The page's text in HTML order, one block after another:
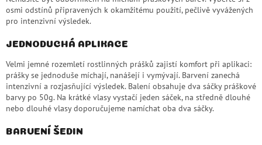
osmi odstínů připravených k okamžitému použití, pečlivě vyvážených
pro intenzivní výsledek.
JEDNODUCHÁ APLIKACE
Velmi jemné rozemletí rostlinných prášků zajistí komfort při aplikaci:
prášky se jednoduše míchají, nanášejí i vymývají. Barvení zanechá
intenzivní a rozjasňující výsledek. Balení obsahuje dva sáčky práškové
barvy po 50g. Na krátké vlasy vystačí jeden sáček, na středně dlouhé
nebo dlouhé vlasy doporučujeme namíchat oba dva sáčky.
BARVENÍ ŠEDIN